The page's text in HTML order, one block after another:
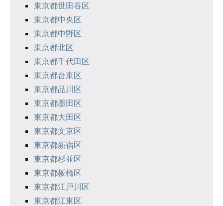
東京都世田谷区
東京都中央区
東京都中野区
東京都北区
東京都千代田区
東京都台東区
東京都品川区
東京都墨田区
東京都大田区
東京都文京区
東京都新宿区
東京都杉並区
東京都板橋区
東京都江戸川区
東京都江東区